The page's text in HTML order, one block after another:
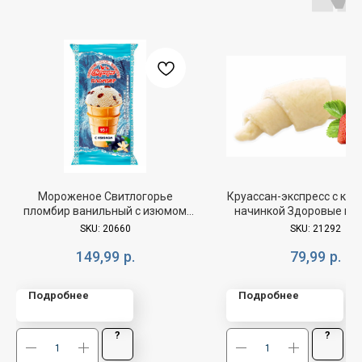
Мороженое Свитлогорье
пломбир ванильный с изюмом
АМ БЗМЖ 95г
SKU: 20660
149,99 р.
Подробнее
?
Круассан-экспресс с
начинкой Здоровые
90г(цена за 1 шт)
SKU: 21292
79,99 р.
Подробнее
?